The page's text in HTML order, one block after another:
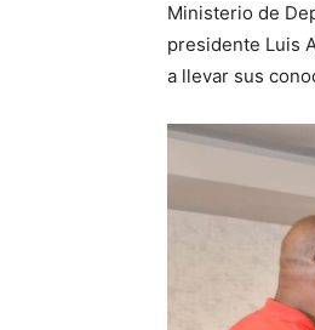
Ministerio de
presidente Luis
a llevar sus